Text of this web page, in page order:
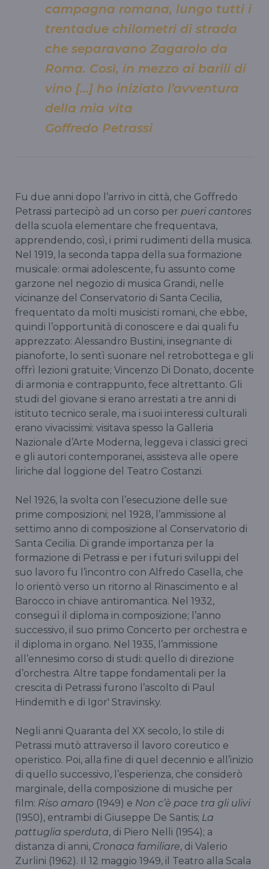
campagna romana, lungo tutti i
trentadue chilometri di strada
che separavano Zagarolo da
Roma. Così, in mezzo ai barili di
vino […] ho iniziato l’avventura
della mia vita
Goffredo Petrassi
Fu due anni dopo l’arrivo in città, che Goffredo
Petrassi partecipò ad un corso per pueri cantores
della scuola elementare che frequentava,
apprendendo, così, i primi rudimenti della musica.
Nel 1919, la seconda tappa della sua formazione
musicale: ormai adolescente, fu assunto come
garzone nel negozio di musica Grandi, nelle
vicinanze del Conservatorio di Santa Cecilia,
frequentato da molti musicisti romani, che ebbe,
quindi l’opportunità di conoscere e dai quali fu
apprezzato: Alessandro Bustini, insegnante di
pianoforte, lo sentì suonare nel retrobottega e gli
offrì lezioni gratuite; Vincenzo Di Donato, docente
di armonia e contrappunto, fece altrettanto. Gli
studi del giovane si erano arrestati a tre anni di
istituto tecnico serale, ma i suoi interessi culturali
erano vivacissimi: visitava spesso la Galleria
Nazionale d’Arte Moderna, leggeva i classici greci
e gli autori contemporanei, assisteva alle opere
liriche dal loggione del Teatro Costanzi.
Nel 1926, la svolta con l’esecuzione delle sue
prime composizioni; nel 1928, l’ammissione al
settimo anno di composizione al Conservatorio di
Santa Cecilia. Di grande importanza per la
formazione di Petrassi e per i futuri sviluppi del
suo lavoro fu l’incontro con Alfredo Casella, che
lo orientò verso un ritorno al Rinascimento e al
Barocco in chiave antiromantica. Nel 1932,
conseguì il diploma in composizione; l’anno
successivo, il suo primo Concerto per orchestra e
il diploma in organo. Nel 1935, l’ammissione
all’ennesimo corso di studi: quello di direzione
d’orchestra. Altre tappe fondamentali per la
crescita di Petrassi furono l’ascolto di Paul
Hindemith e di Igor′ Stravinsky.
Negli anni Quaranta del XX secolo, lo stile di
Petrassi mutò attraverso il lavoro coreutico e
operistico. Poi, alla fine di quel decennio e all’inizio
di quello successivo, l’esperienza, che considerò
marginale, della composizione di musiche per
film: Riso amaro (1949) e Non c’è pace tra gli ulivi
(1950), entrambi di Giuseppe De Santis; La
pattuglia sperduta, di Piero Nelli (1954); a
distanza di anni, Cronaca familiare, di Valerio
Zurlini (1962). Il 12 maggio 1949, il Teatro alla Scala